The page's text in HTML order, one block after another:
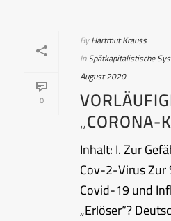
0
ByHartmut Krauss
InSpätkapitalistische
August 2020
„CORONA-
Inhalt: I. Zur
Cov-2-Virus
Covid-19 und
„Erlöser“?